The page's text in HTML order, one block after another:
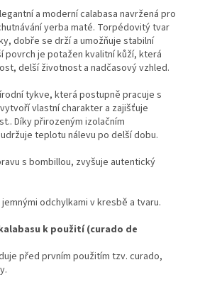
a moderní calabasa navržená pro
yerba maté. Torpédovitý tvar
dobře se drží a umožňuje stabilní
povrch je potažen kvalitní kůží, která
delší životnost a nadčasový vzhled.
tykve, která postupně pracuje s
vlastní charakter a zajišťuje
Díky přirozeným izolačním
teplotu nálevu po delší dobu.
s bombillou, zvyšuje autentický
odchylkami v kresbě a tvaru.
k použití (curado de
před prvním použitím tzv. curado,